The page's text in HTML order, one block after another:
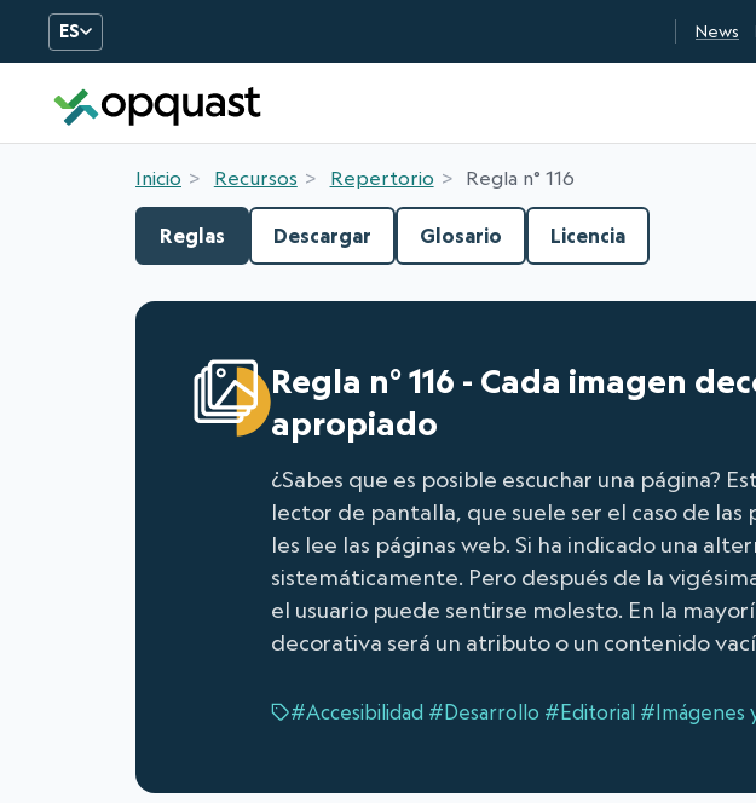
ES News
Inicio Recursos Repertorio Regla n° 116
Reglas Descargar Glosario Licencia
Regla n° 116 - Cada imagen
apropiado
¿Sabes que es posible escuchar una página?
lector de pantalla, que suele ser el caso de
les lee las páginas web. Si ha indicado una
sistemáticamente. Pero después de la
el usuario puede sentirse molesto. En la
decorativa será un atributo o un contenido
#Accesibilidad #Desarrollo #Editorial #Imágenes